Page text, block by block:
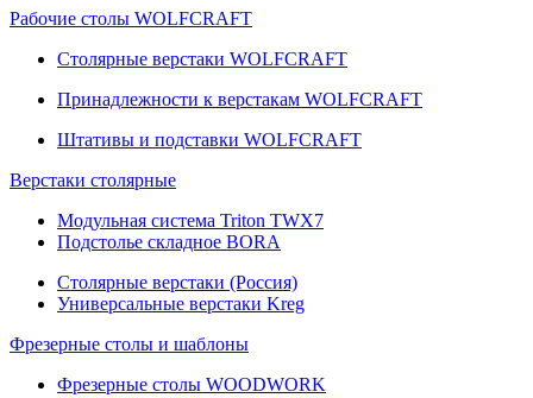
Рабочие столы WOLFCRAFT
Столярные верстаки WOLFCRAFT
Принадлежности к верстакам WOLFCRAFT
Штативы и подставки WOLFCRAFT
Верстаки столярные
Модульная система Triton TWX7
Подстолье складное BORA
Столярные верстаки (Россия)
Универсальные верстаки Kreg
Фрезерные столы и шаблоны
Фрезерные столы WOODWORK